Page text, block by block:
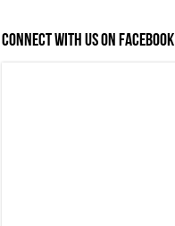
Connect with us on Facebook